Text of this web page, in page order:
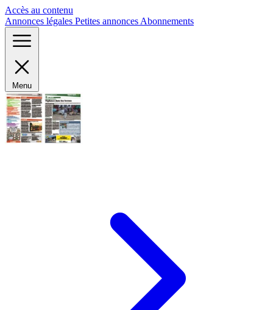
Accès au contenu
Annonces légales Petites annonces Abonnements
Menu
Panneau de gestion des cookies